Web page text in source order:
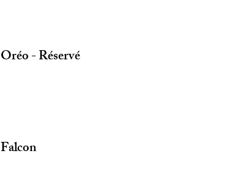
Oréo - Réservé
Falcon